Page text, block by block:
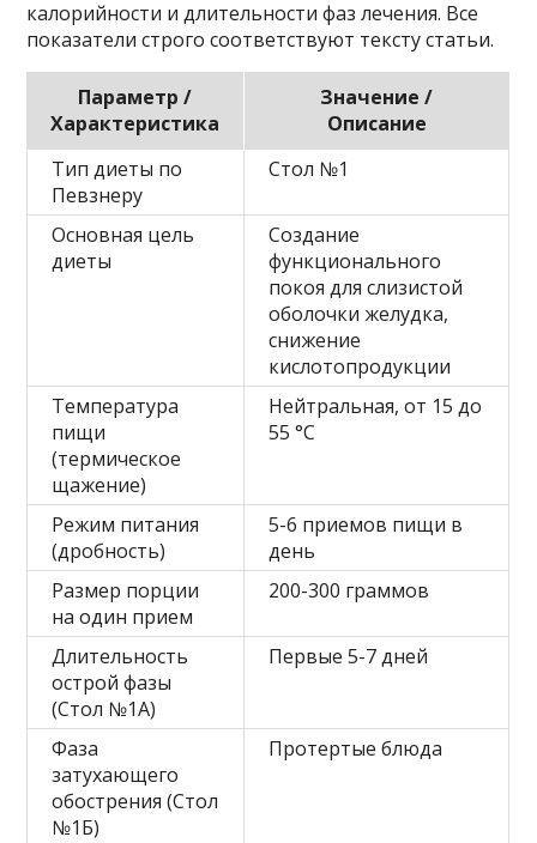
калорийности и длительности фаз лечения. Все
показатели строго соответствуют тексту статьи.
Параметр /
Характеристика
Значение /
Описание
Тип диеты по
Певзнеру
Стол №1
Основная цель
диеты
Создание
функционального
покоя для слизистой
оболочки желудка,
снижение
кислотопродукции
Температура
пищи
(термическое
щажение)
Нейтральная, от 15 до
55 °C
Режим питания
(дробность)
5-6 приемов пищи в
день
Размер порции
на один прием
200-300 граммов
Длительность
острой фазы
(Стол №1А)
Первые 5-7 дней
Фаза
затухающего
обострения (Стол
№1Б)
Протертые блюда